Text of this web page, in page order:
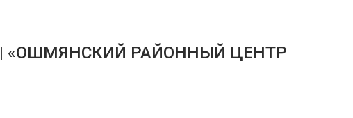
| «ОШМЯНСКИЙ РАЙОННЫЙ ЦЕНТР